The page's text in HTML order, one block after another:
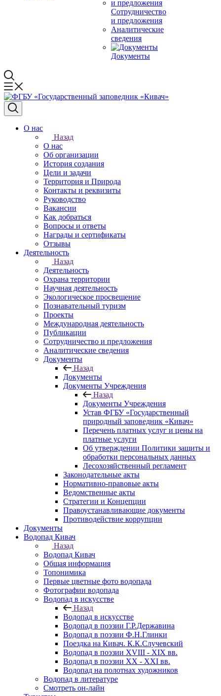
Сотрудничество
и предложения
Аналитические
сведения
Документы
О нас
Назад
О нас
Об организации
История создания
Цели и задачи
Территория и Природа
Контакты и реквизиты
Руководство
Вакансии
Как добраться
Вопросы и ответы
Награды и сертификаты
Отзывы
Деятельность
Назад
Деятельность
Охрана территории
Научная деятельность
Экологическое просвещение
Познавательный туризм
Проекты
Международная деятельность
Публикации
Сотрудничество и предложения
Аналитические сведения
Документы
Назад
Документы
Документы Учреждения
Назад
Документы Учреждения
Устав ФГБУ «Государственный
природный заповедник «Кивач»
Перечень платных услуг и цены на
платные услуги
Об утверждении Политики защиты и
обработки персональных данных
Лесохозяйственный регламент
Законодательные акты
Нормативно-правовые акты
Ведомственные акты
Стратегии и Концепции
Правоустанавливающие документы
Противодействие коррупции
Документы
Водопад Кивач
Назад
Водопад Кивач
Общая информация
Топонимика
Первые цветные фото водопада
Фотографии водопада
Водопад в искусстве
Назад
Водопад в искусстве
Водопад в поэзии Г.Р.Державина
Водопад в поэзии Ф.Н.Глинки
Поездка на Кивач. К.К.Случевский
Водопад в поэзии XVIII - XIX вв.
Водопад в поэзии XX - XXI вв.
Водопад на полотнах художников
Водопад в литературе
Смотреть он-лайн